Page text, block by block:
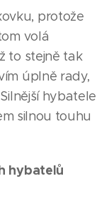
protože
volá
to stejně tak
úplně rady,
hybatele
silnou touhu
hybatelů